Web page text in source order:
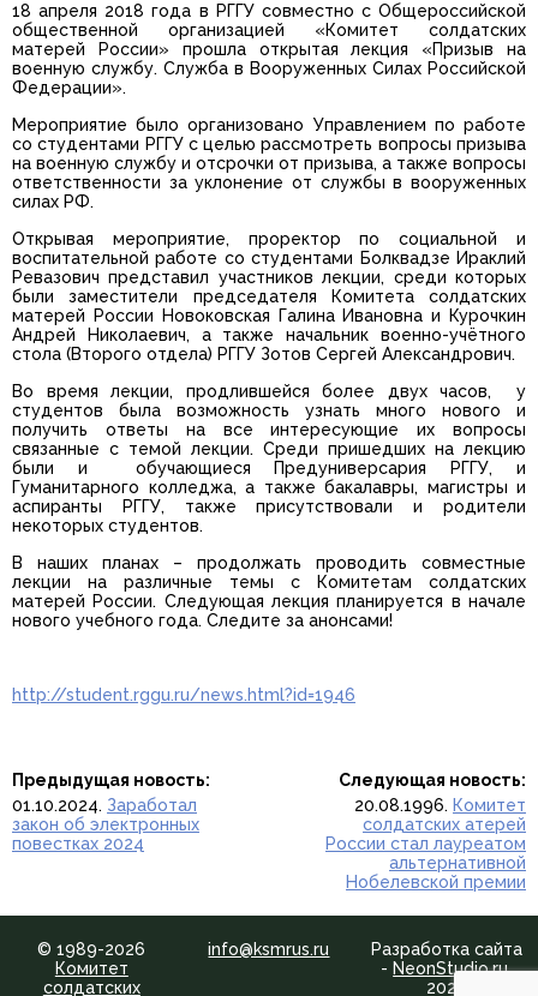
18 апреля 2018 года в РГГУ совместно с Общероссийской
общественной организацией «Комитет солдатских
матерей России» прошла открытая лекция «Призыв на
военную службу. Служба в Вооруженных Силах Российской
Федерации».
Мероприятие было организовано Управлением по работе
со студентами РГГУ с целью рассмотреть вопросы призыва
на военную службу и отсрочки от призыва, а также вопросы
ответственности за уклонение от службы в вооруженных
силах РФ.
Открывая мероприятие, проректор по социальной и
воспитательной работе со студентами Болквадзе Ираклий
Ревазович представил участников лекции, среди которых
были заместители председателя Комитета солдатских
матерей России Новоковская Галина Ивановна и Курочкин
Андрей Николаевич, а также начальник военно-учётного
стола (Второго отдела) РГГУ Зотов Сергей Александрович.
Во время лекции, продлившейся более двух часов, у
студентов была возможность узнать много нового и
получить ответы на все интересующие их вопросы
связанные с темой лекции. Среди пришедших на лекцию
были и обучающиеся Предуниверсария РГГУ, и
Гуманитарного колледжа, а также бакалавры, магистры и
аспиранты РГГУ, также присутствовали и родители
некоторых студентов.
В наших планах – продолжать проводить совместные
лекции на различные темы с Комитетам солдатских
матерей России. Следующая лекция планируется в начале
нового учебного года. Следите за анонсами!
http://student.rggu.ru/news.html?id=1946
Предыдущая новость:
01.10.2024. Заработал
закон об электронных
повестках 2024
Следующая новость:
20.08.1996. Комитет
солдатских атерей
России стал лауреатом
альтернативной
Нобелевской премии
© 1989-2026
Комитет
солдатских
info@ksmrus.ru
Разработка сайта
- NeonStudio.ru,
2024